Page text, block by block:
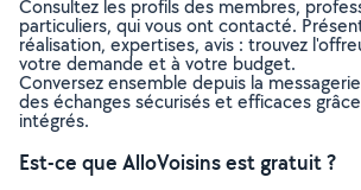
Consultez les profils des membres,
particuliers, qui vous ont contacté.
réalisation, expertises, avis : trouvez
votre demande et à votre budget.
Conversez ensemble depuis la
des échanges sécurisés et efficaces
intégrés.
Est-ce que AlloVoisins est gratuit ?